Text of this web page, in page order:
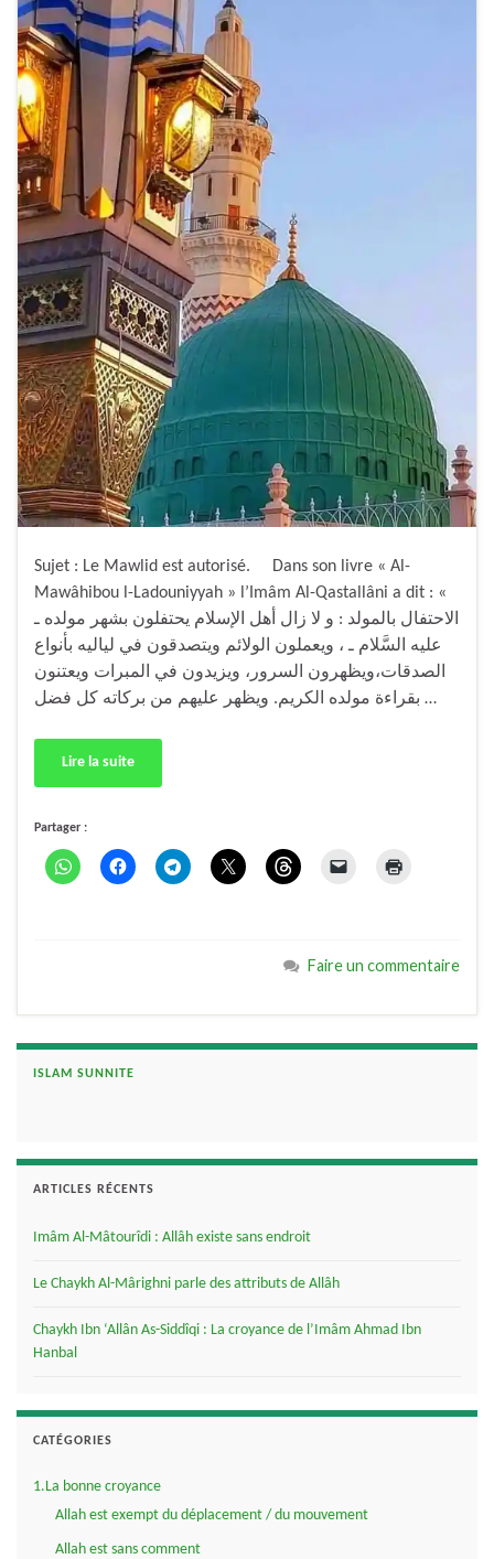
Sujet : Le Mawlid est autorisé. Dans son livre « Al-
Mawâhibou l-Ladouniyyah » l’Imâm Al-Qastallâni a dit : «
الاحتفال بالمولد : و لا زال أهل الإسلام يحتفلون بشهر مولده ـ
عليه السَّلام ـ ، ويعملون الولائم ويتصدقون في لياليه بأنواع
الصدقات،ويظهرون السرور، ويزيدون في المبرات ويعتنون
بقراءة مولده الكريم. ويظهر عليهم من بركاته كل فضل …
Lire la suite
Partager :
Faire un commentaire
ISLAM SUNNITE
ARTICLES RÉCENTS
Imâm Al-Mâtourîdi : Allâh existe sans endroit
Le Chaykh Al-Mârighni parle des attributs de Allâh
Chaykh Ibn ‘Allân As-Siddîqi : La croyance de l’Imâm Ahmad Ibn
Hanbal
CATÉGORIES
1.La bonne croyance
Allah est exempt du déplacement / du mouvement
Allah est sans comment